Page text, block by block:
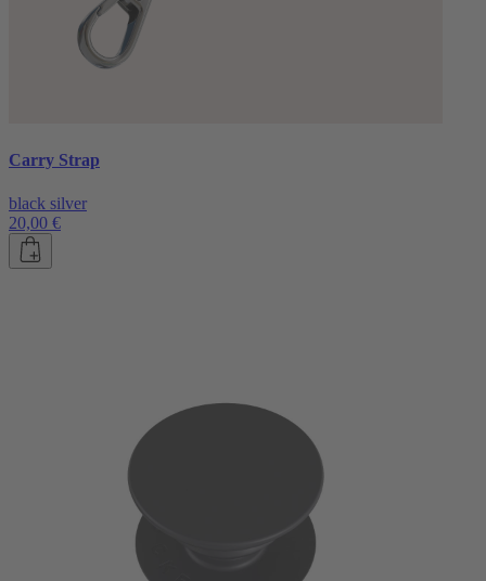
Carry Strap
black silver
20,00 €